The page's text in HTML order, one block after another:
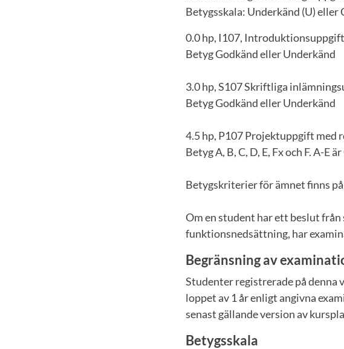
Betygsskala: Underkänd (U) eller
0.0 hp, I107, Introduktionsuppgift
Betyg Godkänd eller Underkänd
3.0 hp, S107 Skriftliga
Betyg Godkänd eller Underkänd
4.5 hp, P107 Projektuppgift med
Betyg A, B, C, D, E, Fx och F. A-E
Betygskriterier för ämnet finns på
Om en student har ett beslut
funktionsnedsättning, har
Begränsning av
Studenter registrerade på denna
loppet av 1 år enligt angivna
senast gällande version av
Betygsskala